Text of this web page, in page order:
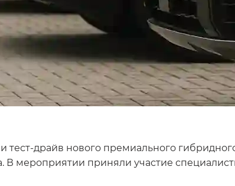
тест-драйв нового премиального
мероприятии приняли участие